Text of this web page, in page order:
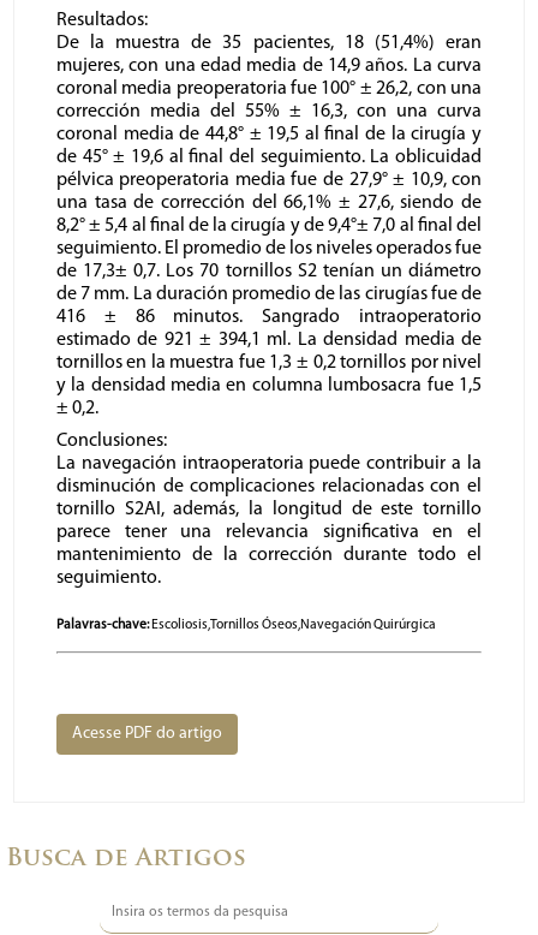
Resultados:
De la muestra de 35 pacientes, 18 (51,4%) eran
mujeres, con una edad media de 14,9 años. La curva
coronal media preoperatoria fue 100° ± 26,2, con una
corrección media del 55% ± 16,3, con una curva
coronal media de 44,8° ± 19,5 al final de la cirugía y
de 45° ± 19,6 al final del seguimiento. La oblicuidad
pélvica preoperatoria media fue de 27,9° ± 10,9, con
una tasa de corrección del 66,1% ± 27,6, siendo de
8,2° ± 5,4 al final de la cirugía y de 9,4°± 7,0 al final del
seguimiento. El promedio de los niveles operados fue
de 17,3± 0,7. Los 70 tornillos S2 tenían un diámetro
de 7 mm. La duración promedio de las cirugías fue de
416 ± 86 minutos. Sangrado intraoperatorio
estimado de 921 ± 394,1 ml. La densidad media de
tornillos en la muestra fue 1,3 ± 0,2 tornillos por nivel
y la densidad media en columna lumbosacra fue 1,5
± 0,2.
Conclusiones:
La navegación intraoperatoria puede contribuir a la
disminución de complicaciones relacionadas con el
tornillo S2AI, además, la longitud de este tornillo
parece tener una relevancia significativa en el
mantenimiento de la corrección durante todo el
seguimiento.
Palavras-chave:Escoliosis,Tornillos Óseos,Navegación Quirúrgica
Acesse PDF do artigo
Busca de Artigos